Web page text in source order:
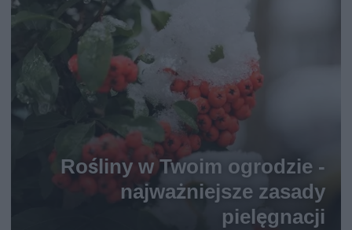
Rośliny w Twoim ogrodzie -
najważniejsze zasady
pielęgnacji